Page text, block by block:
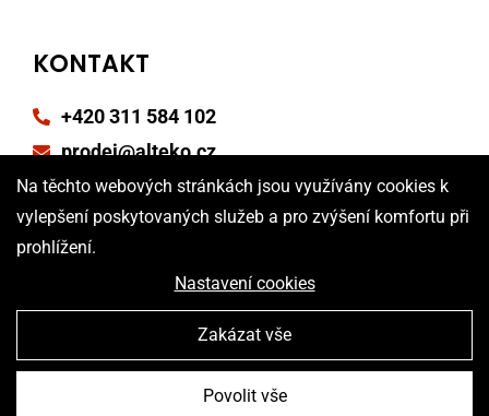
KONTAKT
+420 311 584 102
prodej@alteko.cz
Reklamační formulář
Poptávkový formulář
Na těchto webových stránkách jsou využívány cookies k
vylepšení poskytovaných služeb a pro zvýšení komfortu při
prohlížení.
Nastavení cookies
Zakázat vše
Povolit vše